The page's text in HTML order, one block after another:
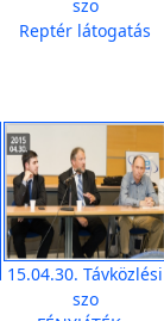
szo
Reptér látogatás
15.04.30. Távközlési
szo